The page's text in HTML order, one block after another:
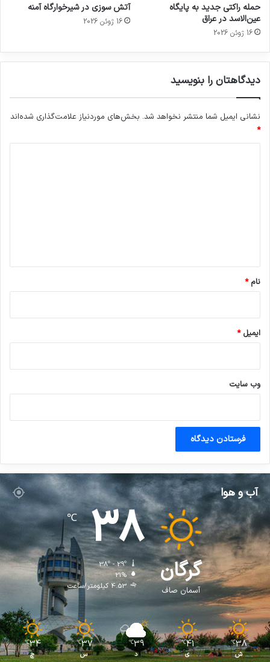
حمله راکتی جدید به پایگاه
عین‌الاسد در عراق
16 ژوئن 2026
آتش سوزی در شیرخوارگاه آمنه
16 ژوئن 2026
دیدگاهتان را بنویسید
نشانی ایمیل شما منتشر نخواهد شد. بخش‌های موردنیاز علامت‌گذاری شده‌اند
*
نام*
ایمیل*
وب‌ سایت
آب و هوا
گرگان
آسمان صاف
38
℃
38º - 29º
21%
4.53 کیلومتر/ساعت
38
℃
ش
41
℃
ی
39
℃
د
37
℃
س
34
℃
چ